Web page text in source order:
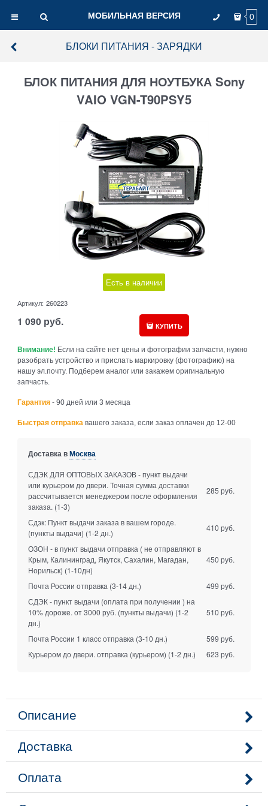
МОБИЛЬНАЯ ВЕРСИЯ 0
БЛОКИ ПИТАНИЯ - ЗАРЯДКИ
БЛОК ПИТАНИЯ ДЛЯ НОУТБУКА Sony
VAIO VGN-T90PSY5
Есть в наличии
Артикул: 260223
1 090 руб. КУПИТЬ
Внимание! Если на сайте нет цены и фотографии запчасти, нужно
разобрать устройство и прислать маркировку (фотографию) на
нашу эл.почту. Подберем аналог или закажем оригинальную
запчасть.
Гарантия - 90 дней или 3 месяца
Быстрая отправка вашего заказа, если заказ оплачен до 12-00
Доставка вМосква
СДЭК ДЛЯ ОПТОВЫХ ЗАКАЗОВ - пункт выдачи
или курьером до двери. Точная сумма доставки
рассчитывается менеджером после оформления
заказа. (1-3)
285 руб.
Сдэк: Пункт выдачи заказа в вашем городе.
(пункты выдачи) (1-2 дн.)
410 руб.
ОЗОН - в пункт выдачи отправка ( не отправляют в
Крым, Калининград, Якутск, Сахалин, Магадан,
Норильск) (1-10дн)
450 руб.
Почта России отправка (3-14 дн.)
499 руб.
СДЭК - пункт выдачи (оплата при получении ) на
10% дороже. от 3000 руб. (пункты выдачи) (1-2
дн.)
510 руб.
Почта России 1 класс отправка (3-10 дн.)
599 руб.
Курьером до двери. отправка (курьером) (1-2 дн.) 623 руб.
Описание
Доставка
Оплата